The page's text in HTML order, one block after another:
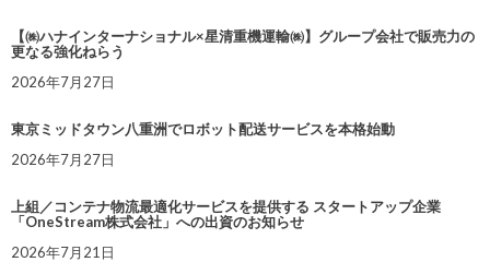
【㈱ハナインターナショナル×星清重機運輸㈱】グループ会社で販売力の
更なる強化ねらう
2026年7月27日
東京ミッドタウン八重洲でロボット配送サービスを本格始動
2026年7月27日
上組／コンテナ物流最適化サービスを提供する スタートアップ企業
「OneStream株式会社」への出資のお知らせ
2026年7月21日